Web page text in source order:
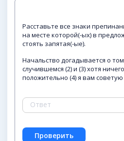
Расставьте все знаки
на месте которой(-ых) в
стоять запятая(-ые).
Начальство догадывается о
случившемся (2) и (3) хотя
положительно (4) я вам